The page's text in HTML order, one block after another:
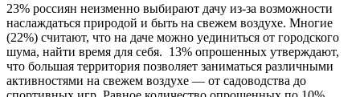
23% россиян неизменно выбирают дачу из-за возможности
наслаждаться природой и быть на свежем воздухе. Многие
(22%) считают, что на даче можно уединиться от городского
шума, найти время для себя. 13% опрошенных утверждают,
что большая территория позволяет заниматься различными
активностями на свежем воздухе — от садоводства до